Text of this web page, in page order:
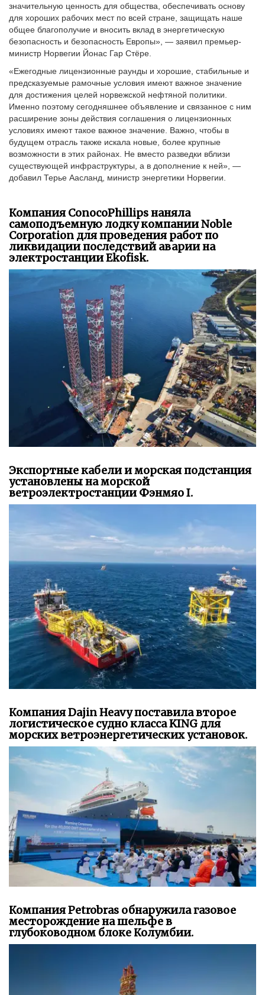
значительную ценность для общества, обеспечивать основу
для хороших рабочих мест по всей стране, защищать наше
общее благополучие и вносить вклад в энергетическую
безопасность и безопасность Европы», — заявил премьер-
министр Норвегии Йонас Гар Стёре.
«Ежегодные лицензионные раунды и хорошие, стабильные и
предсказуемые рамочные условия имеют важное значение
для достижения целей норвежской нефтяной политики.
Именно поэтому сегодняшнее объявление и связанное с ним
расширение зоны действия соглашения о лицензионных
условиях имеют такое важное значение. Важно, чтобы в
будущем отрасль также искала новые, более крупные
возможности в этих районах. Не вместо разведки вблизи
существующей инфраструктуры, а в дополнение к ней», —
добавил Терье Аасланд, министр энергетики Норвегии.
Компания ConocoPhillips наняла
самоподъемную лодку компании Noble
Corporation для проведения работ по
ликвидации последствий аварии на
электростанции Ekofisk.
Экспортные кабели и морская подстанция
установлены на морской
ветроэлектростанции Фэнмяо I.
Компания Dajin Heavy поставила второе
логистическое судно класса KING для
морских ветроэнергетических установок.
Компания Petrobras обнаружила газовое
месторождение на шельфе в
глубоководном блоке Колумбии.